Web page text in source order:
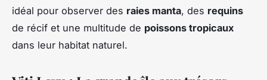
idéal pour observer des raies manta, des requins
de récif et une multitude de poissons tropicaux
dans leur habitat naturel.